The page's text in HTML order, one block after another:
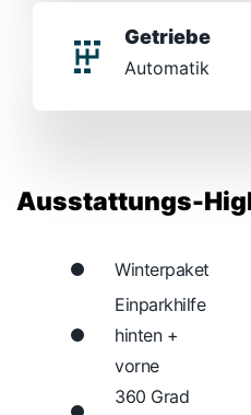
Getriebe
Automatik
Ausstattungs-
Winterpaket
Einparkhilfe
hinten +
vorne
360 Grad